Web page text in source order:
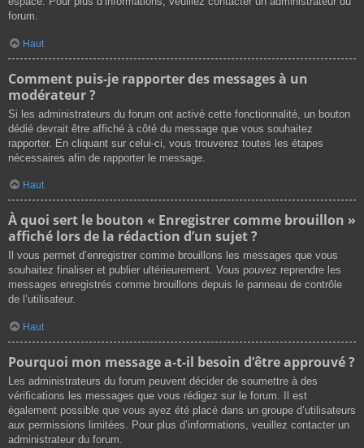
forum.
Haut
Comment puis-je rapporter des messages à un
modérateur ?
Si les administrateurs du forum ont activé cette fonctionnalité, un bouton
dédié devrait être affiché à côté du message que vous souhaitez
rapporter. En cliquant sur celui-ci, vous trouverez toutes les étapes
nécessaires afin de rapporter le message.
Haut
À quoi sert le bouton « Enregistrer comme brouillon »
affiché lors de la rédaction d’un sujet ?
Il vous permet d’enregistrer comme brouillons les messages que vous
souhaitez finaliser et publier ultérieurement. Vous pouvez reprendre les
messages enregistrés comme brouillons depuis le panneau de contrôle
de l’utilisateur.
Haut
Pourquoi mon message a-t-il besoin d’être approuvé ?
Les administrateurs du forum peuvent décider de soumettre à des
vérifications les messages que vous rédigez sur le forum. Il est
également possible que vous ayez été placé dans un groupe d’utilisateurs
aux permissions limitées. Pour plus d’informations, veuillez contacter un
administrateur du forum.